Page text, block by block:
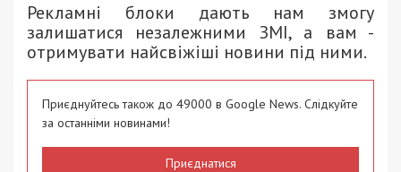
Рекламні блоки дають нам змогу
залишатися незалежними ЗМІ, а вам -
отримувати найсвіжіші новини під ними.
Приєднуйтесь також до 49000 в Google News. Слідкуйте
за останніми новинами!
Приєднатися